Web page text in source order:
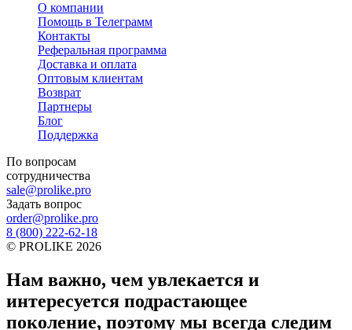
О компании
Помощь в Телеграмм
Контакты
Реферальная программа
Доставка и оплата
Оптовым клиентам
Возврат
Партнеры
Блог
Поддержка
По вопросам
сотрудничества
sale@prolike.pro
Задать вопрос
order@prolike.pro
8 (800) 222-62-18
© PROLIKE 2026
Нам важно, чем увлекается и
интересуется подрастающее
поколение, поэтому мы всегда следим